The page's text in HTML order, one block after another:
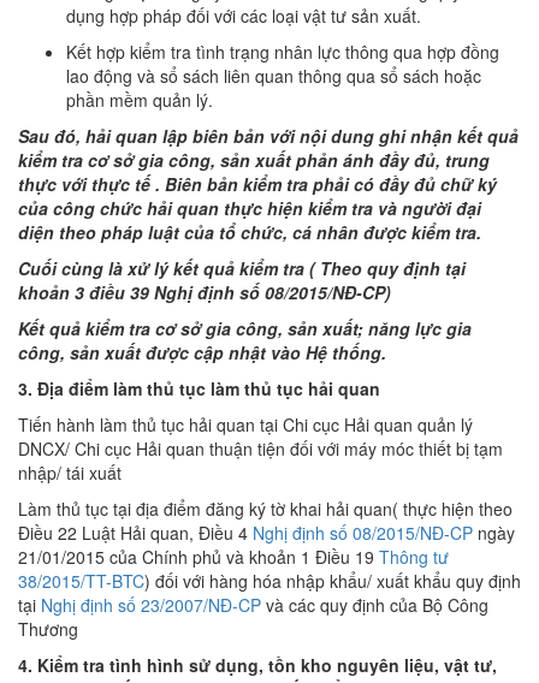
dụng hợp pháp đối với các loại vật tư sản xuất.
Kết hợp kiểm tra tình trạng nhân lực thông qua hợp đồng
lao động và sổ sách liên quan thông qua sổ sách hoặc
phần mềm quản lý.
Sau đó, hải quan lập biên bản với nội dung ghi nhận kết quả
kiểm tra cơ sở gia công, sản xuất phản ánh đầy đủ, trung
thực với thực tế . Biên bản kiểm tra phải có đầy đủ chữ ký
của công chức hải quan thực hiện kiểm tra và người đại
diện theo pháp luật của tổ chức, cá nhân được kiểm tra.
Cuối cùng là xử lý kết quả kiểm tra ( Theo quy định tại
khoản 3 điều 39 Nghị định số 08/2015/NĐ-CP)
Kết quả kiểm tra cơ sở gia công, sản xuất; năng lực gia
công, sản xuất được cập nhật vào Hệ thống.
3. Địa điểm làm thủ tục làm thủ tục hải quan
Tiến hành làm thủ tục hải quan tại Chi cục Hải quan quản lý
DNCX/ Chi cục Hải quan thuận tiện đối với máy móc thiết bị tạm
nhập/ tái xuất
Làm thủ tục tại địa điểm đăng ký tờ khai hải quan( thực hiện theo
Điều 22 Luật Hải quan, Điều 4 Nghị định số 08/2015/NĐ-CP ngày
21/01/2015 của Chính phủ và khoản 1 Điều 19 Thông tư
38/2015/TT-BTC) đối với hàng hóa nhập khẩu/ xuất khẩu quy định
tại Nghị định số 23/2007/NĐ-CP và các quy định của Bộ Công
Thương
4. Kiểm tra tình hình sử dụng, tồn kho nguyên liệu, vật tư,